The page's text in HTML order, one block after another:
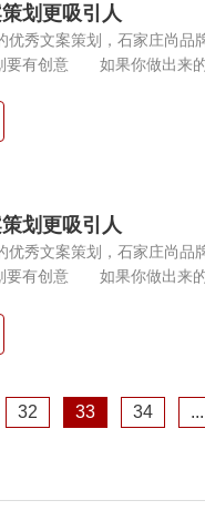
划更吸引人
秀文案策划，石家庄尚品
有创意 如果你做出来的
划更吸引人
秀文案策划，石家庄尚品
有创意 如果你做出来的
32 33 34 ...